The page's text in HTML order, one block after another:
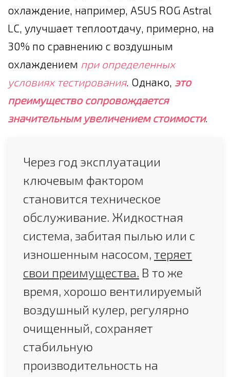
охлаждение, например, ASUS ROG Astral
LC, улучшает теплоотдачу, примерно, на
30% по сравнению с воздушным
охлаждением при определенных
условиях тестирования. Однако, это
преимущество сопровождается
значительным увеличением стоимости.
Через год эксплуатации
ключевым фактором
становится техническое
обслуживание. Жидкостная
система, забитая пылью или с
изношенным насосом, теряет
свои преимущества. В то же
время, хорошо вентилируемый
воздушный кулер, регулярно
очищенный, сохраняет
стабильную
производительность на